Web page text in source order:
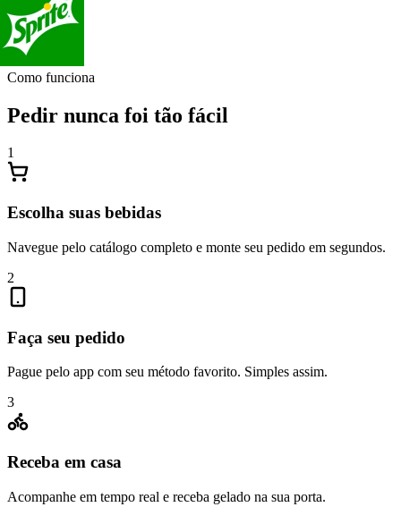
Como funciona
Pedir nunca foi tão fácil
1
Escolha suas bebidas
Navegue pelo catálogo completo e monte seu pedido em segundos.
2
Faça seu pedido
Pague pelo app com seu método favorito. Simples assim.
3
Receba em casa
Acompanhe em tempo real e receba gelado na sua porta.